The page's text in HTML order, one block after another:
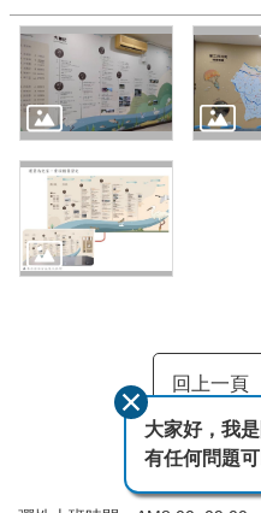
回上一頁
大家好，我
有任何問題